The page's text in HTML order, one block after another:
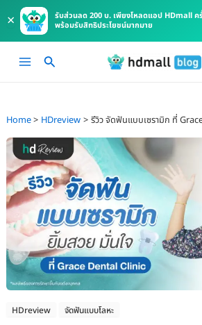
×
รับส่วนลด 200 บ. เพียงโหลดแอป HDmall ค
พร้อมรับสิทธิประโยชน์มากมาย
Main
Home HDreview รีวิว จัดฟันแบบเซรามิก ที่
HDreview จัดฟันแบบโลหะ